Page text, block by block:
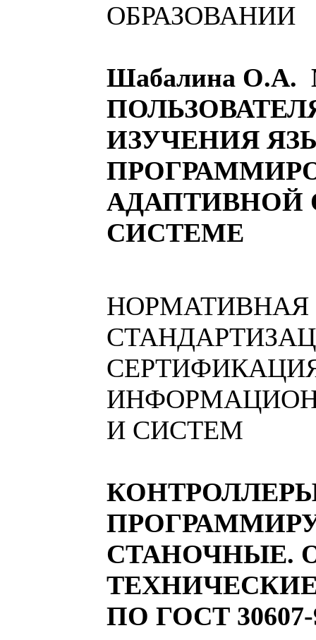
ОБРАЗОВАНИИ
Шабалина
ИЗУЧЕНИЯ
СИСТЕМЕ
НОРМАТИВНАЯ
И СИСТЕМ
СТАНОЧНЫЕ.
ПО ГОСТ 30607-